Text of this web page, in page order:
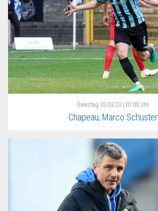
Dienstag 03.03.20 | 07:00 Uhr
Chapeau, Marco Schuster